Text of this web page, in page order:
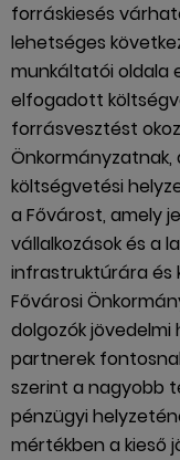
forráskiesés
lehetséges
munkáltatói oldala
elfogadott
forrásvesztést
költségvetési
a Fővárost, amely
vállalkozások és a
infrastruktúrára és
Fővárosi
dolgozók jövedelmi
partnerek
szerint a nagyobb
pénzügyi
mértékben a kieső